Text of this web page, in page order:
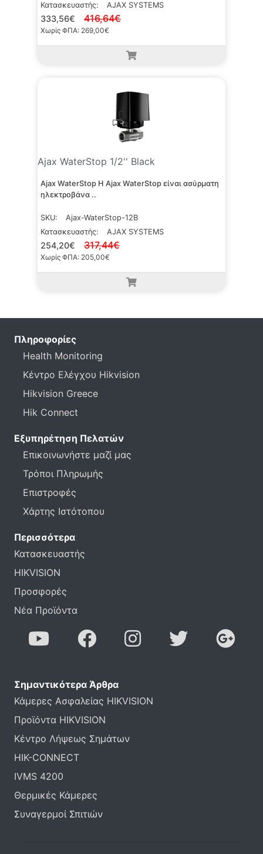
Κατασκευαστής:
AJAX SYSTEMS
333,56€ 416,64€
Χωρίς ΦΠΑ: 269,00€
Ajax WaterStop 1/2'' Black
Ajax WaterStop Η Ajax WaterStop είναι ασύρματη
ηλεκτροβάνα ..
SKU:
Ajax-WaterStop-12B
Κατασκευαστής:
AJAX SYSTEMS
254,20€ 317,44€
Χωρίς ΦΠΑ: 205,00€
Πληροφορίες
Health Monitoring
Κέντρο Ελέγχου Hikvision
Hikvision Greece
Hik Connect
Εξυπηρέτηση Πελατών
Επικοινωνήστε μαζί μας
Τρόποι Πληρωμής
Επιστροφές
Χάρτης Ιστότοπου
Περισσότερα
Κατασκευαστής
HIKVISION
Προσφορές
Νέα Προϊόντα
Σημαντικότερα Άρθρα
Κάμερες Ασφαλείας HIKVISION
Προϊόντα HIKVISION
Κέντρο Λήψεως Σημάτων
HIK-CONNECT
IVMS 4200
Θερμικές Κάμερες
Συναγερμοί Σπιτιών